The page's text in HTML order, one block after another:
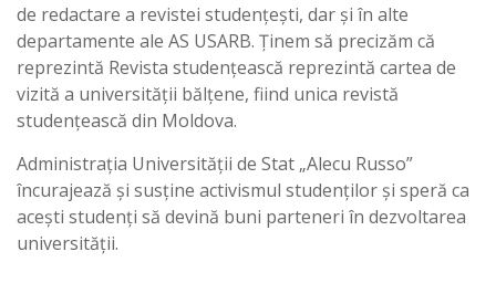
de redactare a revistei studențești, dar și în alte
departamente ale AS USARB. Ținem să precizăm că
reprezintă Revista studențească reprezintă cartea de
vizită a universității bălțene, fiind unica revistă
studențească din Moldova.
Administrația Universității de Stat „Alecu Russo”
încurajează și susține activismul studenților și speră ca
acești studenți să devină buni parteneri în dezvoltarea
universității.